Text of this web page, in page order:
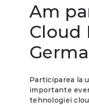
Am
Cloud
Participarea la
importante
tehnologiei